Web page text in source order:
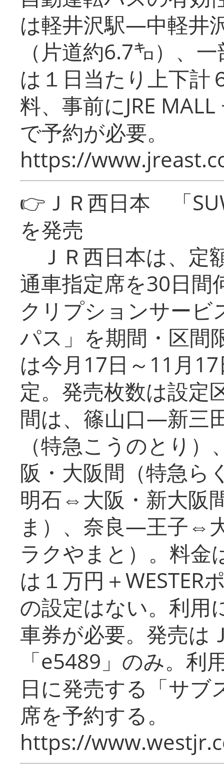
は軽井沢駅―中軽井
（片道約6.7㌔）、
は１日当たり上下計
料、事前にJRE
で予約が必要。
https://
👉ＪＲ西日本 「
を発売
ＪＲ西日本は、定
通車指定席を30日間
クリプションサービ
パス」を期間・区間
は今月17日～11月
定。発売枚数は設定
間は、篠山口―新三
（特急こうのとり
阪・大阪間（特急
明石⇔大阪・新大阪
ま）、奈良―王子⇔
ラクやまと）。料金
は１万円＋WESTER
の設定はない。利用
車券が必要。発売は
「e5489」のみ。利
日に発売する「サブ
席を予約する。
https://